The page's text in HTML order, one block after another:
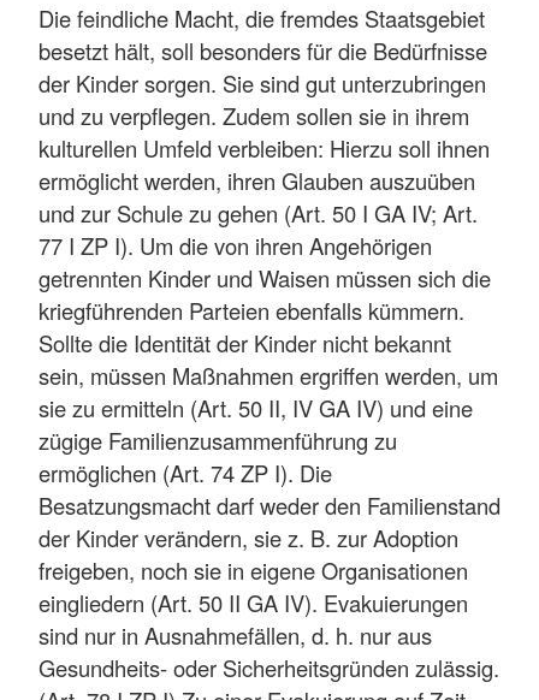
Die feindliche Macht, die fremdes Staatsgebiet
besetzt hält, soll besonders für die Bedürfnisse
der Kinder sorgen. Sie sind gut unterzubringen
und zu verpflegen. Zudem sollen sie in ihrem
kulturellen Umfeld verbleiben: Hierzu soll ihnen
ermöglicht werden, ihren Glauben auszuüben
und zur Schule zu gehen (Art. 50 I GA IV; Art.
77 I ZP I). Um die von ihren Angehörigen
getrennten Kinder und Waisen müssen sich die
kriegführenden Parteien ebenfalls kümmern.
Sollte die Identität der Kinder nicht bekannt
sein, müssen Maßnahmen ergriffen werden, um
sie zu ermitteln (Art. 50 II, IV GA IV) und eine
zügige Familienzusammenführung zu
ermöglichen (Art. 74 ZP I). Die
Besatzungsmacht darf weder den Familienstand
der Kinder verändern, sie z. B. zur Adoption
freigeben, noch sie in eigene Organisationen
eingliedern (Art. 50 II GA IV). Evakuierungen
sind nur in Ausnahmefällen, d. h. nur aus
Gesundheits- oder Sicherheitsgründen zulässig.